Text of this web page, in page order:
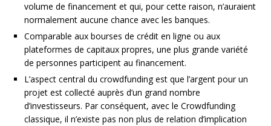
volume de financement et qui, pour cette raison, n’auraient
normalement aucune chance avec les banques.
Comparable aux bourses de crédit en ligne ou aux
plateformes de capitaux propres, une plus grande variété
de personnes participent au financement.
L’aspect central du crowdfunding est que l’argent pour un
projet est collecté auprès d’un grand nombre
d’investisseurs. Par conséquent, avec le Crowdfunding
classique, il n’existe pas non plus de relation d’implication